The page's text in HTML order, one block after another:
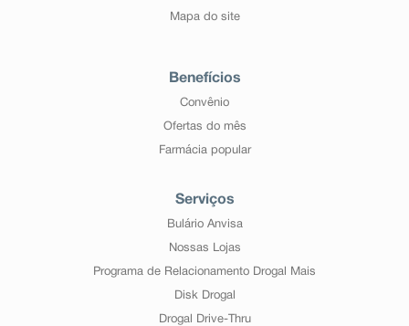
Mapa do site
Benefícios
Convênio
Ofertas do mês
Farmácia popular
Serviços
Bulário Anvisa
Nossas Lojas
Programa de Relacionamento Drogal Mais
Disk Drogal
Drogal Drive-Thru